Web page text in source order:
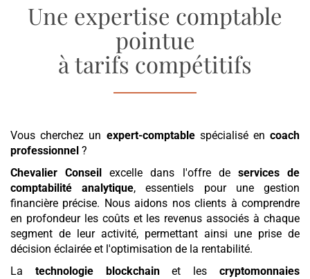
Une expertise comptable
pointue
à tarifs compétitifs
Vous cherchez un expert-comptablespécialisé en coach
professionnel ?
Chevalier Conseil
excelle dans l'offre de services de
comptabilité analytique, essentiels pour une gestion
financière précise. Nous aidons nos clients à comprendre
en profondeur les coûts et les revenus associés à chaque
segment de leur activité, permettant ainsi une prise de
décision éclairée et l'optimisation de la rentabilité.
La technologie blockchainet lescryptomonnaies